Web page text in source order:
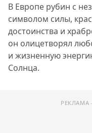
В Европе рубин с
символом силы,
достоинства и
он олицетворял
и жизненную
Солнца.